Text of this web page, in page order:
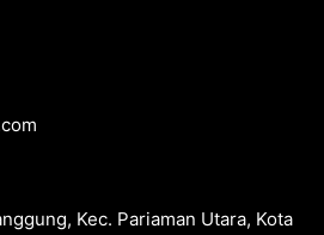
Kec. Pariaman Utara, Kota